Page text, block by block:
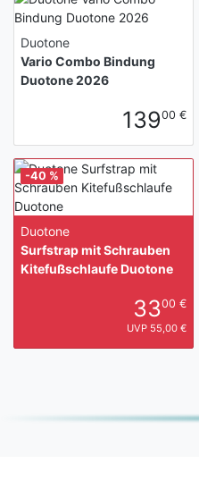
Duotone
Vario Combo Bindung
Duotone 2026
13900 €
Duotone
Surfstrap mit Schrauben
Kitefußschlaufe Duotone
3300 €
UVP 55,00 €
-40 %